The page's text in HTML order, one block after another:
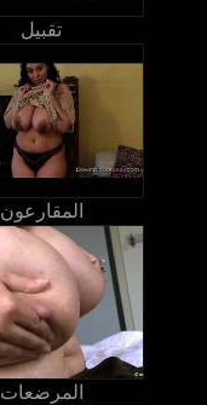
تقبيل
المقارعون
المرضعات